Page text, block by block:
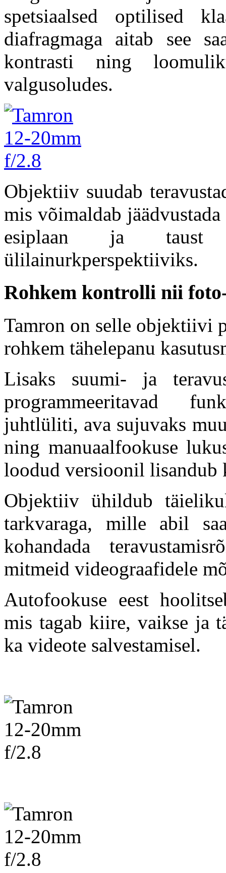
spetsiaalsed optilised
diafragmaga aitab see
kontrasti ning
valgusoludes.
Objektiiv suudab
mis võimaldab
esiplaan ja taust
ülilainurkperspektiiviks.
Rohkem kontrolli nii
Tamron on selle objektiivi
rohkem tähelepanu
Lisaks suumi- ja
programmeeritavad
juhtlüliti, ava sujuvaks
ning manuaalfookuse
loodud versioonil lisandub
Objektiiv ühildub
tarkvaraga, mille abil
kohandada
mitmeid videograafidele
Autofookuse eest
mis tagab kiire, vaikse ja
ka videote salvestamisel.